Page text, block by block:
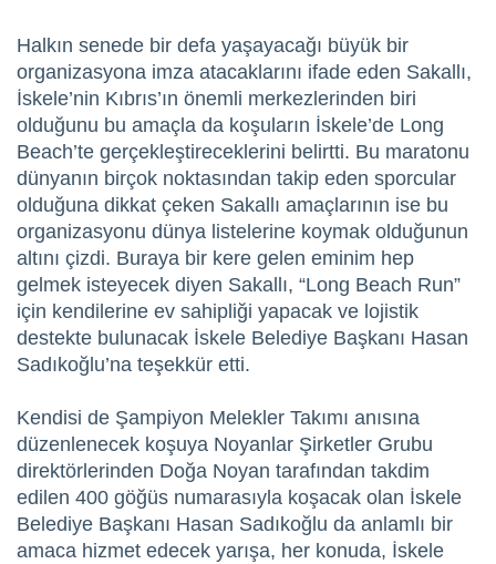
Halkın senede bir defa yaşayacağı büyük bir
organizasyona imza atacaklarını ifade eden Sakallı,
İskele’nin Kıbrıs’ın önemli merkezlerinden biri
olduğunu bu amaçla da koşuların İskele’de Long
Beach’te gerçekleştireceklerini belirtti. Bu maratonu
dünyanın birçok noktasından takip eden sporcular
olduğuna dikkat çeken Sakallı amaçlarının ise bu
organizasyonu dünya listelerine koymak olduğunun
altını çizdi. Buraya bir kere gelen eminim hep
gelmek isteyecek diyen Sakallı, “Long Beach Run”
için kendilerine ev sahipliği yapacak ve lojistik
destekte bulunacak İskele Belediye Başkanı Hasan
Sadıkoğlu’na teşekkür etti.
Kendisi de Şampiyon Melekler Takımı anısına
düzenlenecek koşuya Noyanlar Şirketler Grubu
direktörlerinden Doğa Noyan tarafından takdim
edilen 400 göğüs numarasıyla koşacak olan İskele
Belediye Başkanı Hasan Sadıkoğlu da anlamlı bir
amaca hizmet edecek yarışa, her konuda, İskele